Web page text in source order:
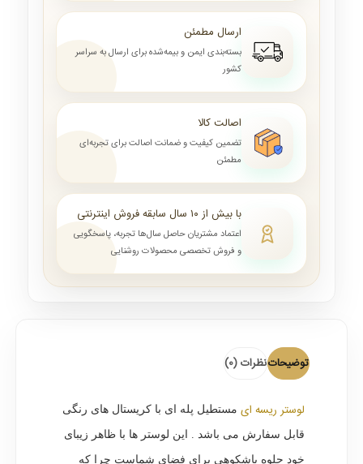
ارسال مطمئن
بسته‌بندی ایمن و بیمه‌شده برای ارسال به سراسر
کشور
اصالت کالا
تضمین کیفیت و ضمانت اصالت برای تجربه‌ای
مطمئن
با بیش از ۱۰ سال سابقه فروش اینترنتی
اعتماد مشتریان حاصل سال‌ها تجربه، پاسخگویی
و فروش تخصصی محصولات روشنایی
توضیحاتنظرات (0)
لوستر ریسه ای مستطیل پله ای با کریستال های رنگی
قابل سفارش می باشد . این لوستر ها با ظاهر زیبای
خود جلوه باشکوهی برای فضای شماست چرا که